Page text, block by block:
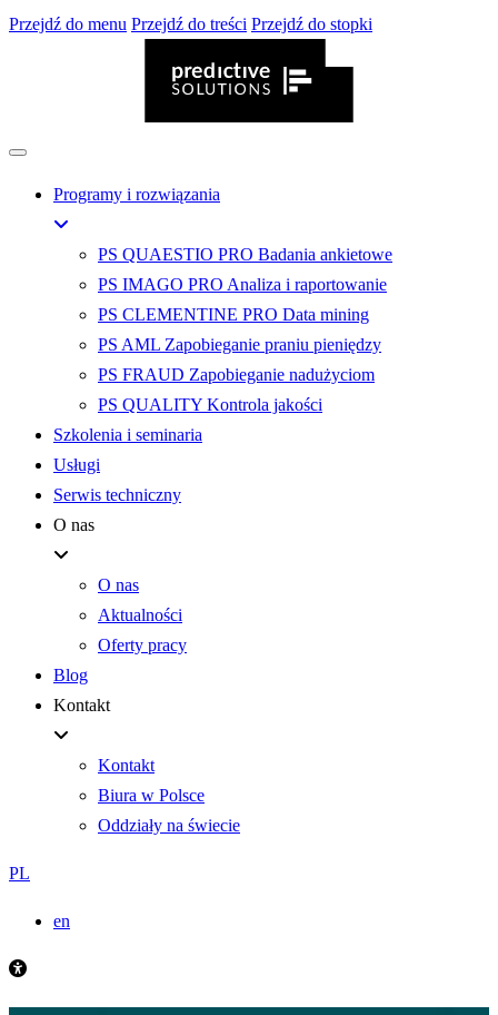
Przejdź do menu Przejdź do treści Przejdź do stopki
Programy i rozwiązania
PS QUAESTIO PRO Badania ankietowe
PS IMAGO PRO Analiza i raportowanie
PS CLEMENTINE PRO Data mining
PS AML Zapobieganie praniu pieniędzy
PS FRAUD Zapobieganie nadużyciom
PS QUALITY Kontrola jakości
Szkolenia i seminaria
Usługi
Serwis techniczny
O nas
O nas
Aktualności
Oferty pracy
Blog
Kontakt
Kontakt
Biura w Polsce
Oddziały na świecie
PL
en